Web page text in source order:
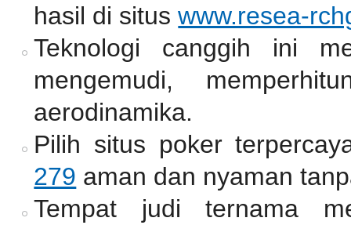
hasil di situswww.resea-
Teknologi canggih ini
mengemudi,
aerodinamika.
Pilih situs poker
279 aman dan nyaman
Tempat judi ternama